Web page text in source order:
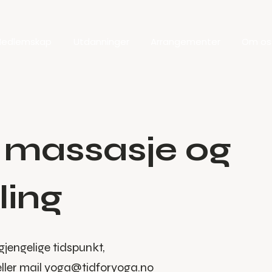
og
tidspunkt,
mailyoga@tidforyoga.no